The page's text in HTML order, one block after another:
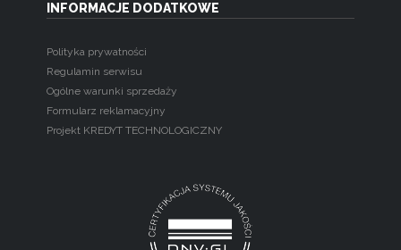
INFORMACJE DODATKOWE
Polityka prywatności
Regulamin serwisu
Ogólne warunki sprzedaży
Formularz reklamacyjny
Projekt KREDYT TECHNOLOGICZNY